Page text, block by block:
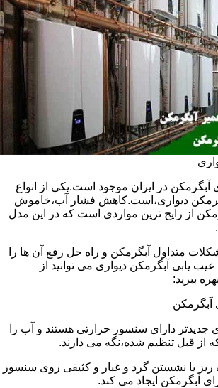
آبگرمکن در ایران موجود است.یکی از انواع
دیواری،است.کاهش فشار آب،خاموش
از رایج ترین مواردی است که در این مدل
متداول آبگرمکن و راه حل رفع آن ها را
یابی آبگرمکن دیواری می توانید از
ببرید:
آبگرمکن
جدیدتر دارای سنسور حرارتی هستند و آب را
قبل تنظیم شده،نگه می دارند.
ریز یا نشستن گرد و غبار و کثیفی روی سنسور
آبگرمکن ایجاد می کند.